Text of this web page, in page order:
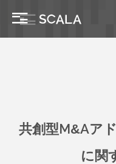
共創型M&Aア
に関